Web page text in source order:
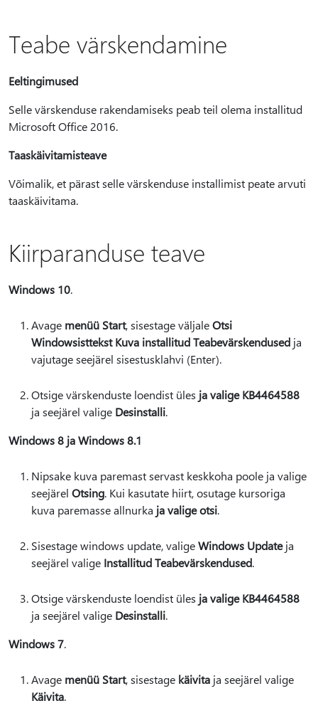
Teabe värskendamine
Eeltingimused
Selle värskenduse rakendamiseks peab teil olema installitud
Microsoft Office 2016.
Taaskäivitamisteave
Võimalik, et pärast selle värskenduse installimist peate arvuti
taaskäivitama.
Kiirparanduse teave
Windows 10.
Avage menüü Start, sisestage väljaleOtsi
Windowsisttekst Kuva installitud Teabevärskendused ja
vajutage seejärel sisestusklahvi (Enter).
Otsige värskenduste loendist üles ja valige KB4464588
ja seejärel valige Desinstalli.
Windows 8 ja Windows 8.1
Nipsake kuva paremast servast keskkoha poole ja valige
seejärel Otsing. Kui kasutate hiirt, osutage kursoriga
kuva paremasse allnurka ja valige otsi.
Sisestage windows update, valigeWindows Updateja
seejärel valige Installitud Teabevärskendused.
Otsige värskenduste loendist üles ja valige KB4464588
ja seejärel valige Desinstalli.
Windows 7.
Avage menüü Start, sisestage käivita ja seejärel valige
Käivita.